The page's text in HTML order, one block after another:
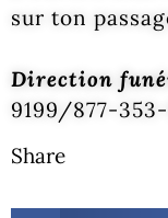
sur ton
Direction
9199/877-
Share